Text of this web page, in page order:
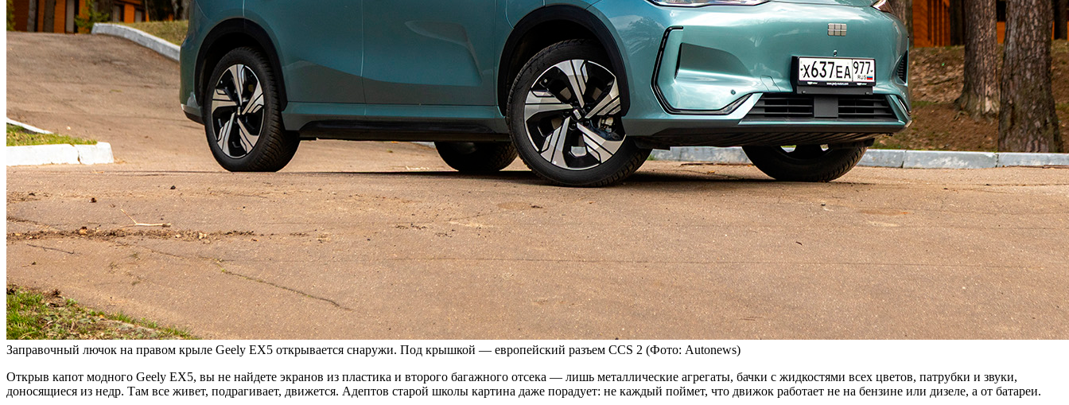
Заправочный лючок на правом крыле Geely EX5 открывается снаружи. Под крышкой — европейский разъем CCS 2 (Фото: Autonews)
Открыв капот модного Geely EX5, вы не найдете экранов из пластика и второго багажного отсека — лишь металлические агрегаты, бачки с жидкостями всех цветов, патрубки и звуки,
доносящиеся из недр. Там все живет, подрагивает, движется. Адептов старой школы картина даже порадует: не каждый поймет, что движок работает не на бензине или дизеле, а от батареи.